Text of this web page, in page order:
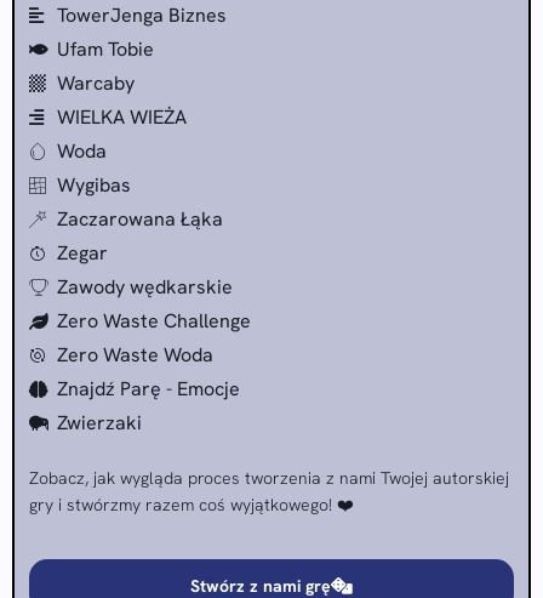
TowerJenga Biznes
Ufam Tobie
Warcaby
WIELKA WIEŻA
Woda
Wygibas
Zaczarowana Łąka
Zegar
Zawody wędkarskie
Zero Waste Challenge
Zero Waste Woda
Znajdź Parę - Emocje
Zwierzaki
Zobacz, jak wygląda proces tworzenia z nami Twojej autorskiej
gry i stwórzmy razem coś wyjątkowego! ❤️
Stwórz z nami grę